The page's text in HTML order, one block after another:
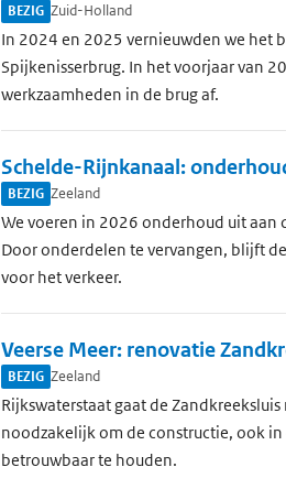
BEZIG Zuid-Holland
In 2024 en 2025 vernieuwden we het
Spijkenisserbrug. In het voorjaar van
werkzaamheden in de brug af.
Schelde-Rijnkanaal:
BEZIG Zeeland
We voeren in 2026 onderhoud uit aan
Door onderdelen te vervangen, blijft
voor het verkeer.
Veerse Meer: renovatie
BEZIG Zeeland
Rijkswaterstaat gaat de
noodzakelijk om de constructie, ook
betrouwbaar te houden.